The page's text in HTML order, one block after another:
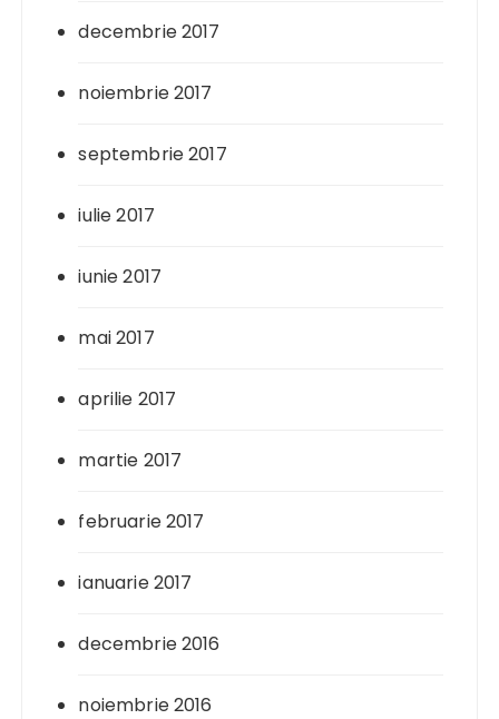
decembrie 2017
noiembrie 2017
septembrie 2017
iulie 2017
iunie 2017
mai 2017
aprilie 2017
martie 2017
februarie 2017
ianuarie 2017
decembrie 2016
noiembrie 2016